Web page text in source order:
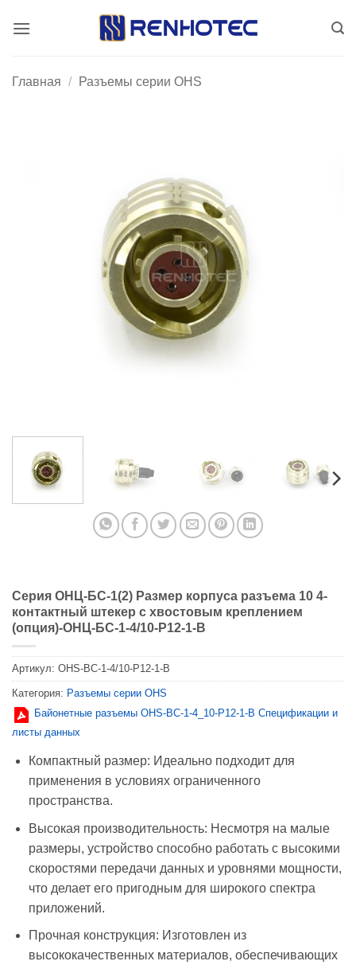
Главная / Разъемы серии OHS
Серия ОНЦ-БС-1(2) Размер корпуса разъема 10 4-
контактный штекер с хвостовым креплением
(опция)-ОНЦ-БС-1-4/10-P12-1-B
Артикул: OHS-BC-1-4/10-P12-1-B
Категория: Разъемы серии OHS
Байонетные разъемы OHS-BC-1-4_10-P12-1-B Спецификации и
листы данных
Компактный размер: Идеально подходит для
применения в условиях ограниченного
пространства.
Высокая производительность: Несмотря на малые
размеры, устройство способно работать с высокими
скоростями передачи данных и уровнями мощности,
что делает его пригодным для широкого спектра
приложений.
Прочная конструкция: Изготовлен из
высококачественных материалов, обеспечивающих